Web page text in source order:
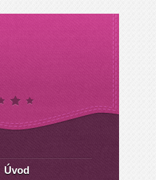
Úvod